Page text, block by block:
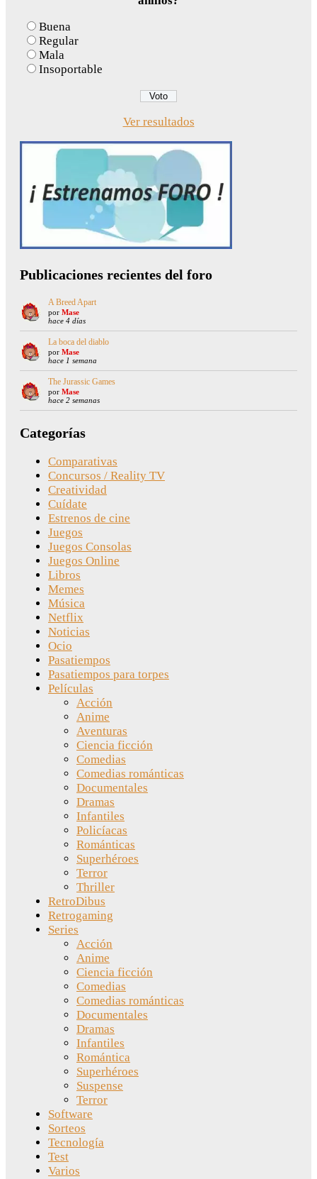
Buena
Regular
Mala
Insoportable
Ver resultados
Publicaciones recientes del foro
A Breed Apart
por Mase
hace 4 días
La boca del diablo
por Mase
hace 1 semana
The Jurassic Games
por Mase
hace 2 semanas
Categorías
Comparativas
Concursos / Reality TV
Creatividad
Cuídate
Estrenos de cine
Juegos
Juegos Consolas
Juegos Online
Libros
Memes
Música
Netflix
Noticias
Ocio
Pasatiempos
Pasatiempos para torpes
Películas
Acción
Anime
Aventuras
Ciencia ficción
Comedias
Comedias románticas
Documentales
Dramas
Infantiles
Policíacas
Románticas
Superhéroes
Terror
Thriller
RetroDibus
Retrogaming
Series
Acción
Anime
Ciencia ficción
Comedias
Comedias románticas
Documentales
Dramas
Infantiles
Romántica
Superhéroes
Suspense
Terror
Software
Sorteos
Tecnología
Test
Varios